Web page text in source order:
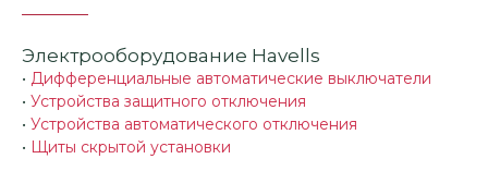
Электрооборудование Havells
• Дифференциальные автоматические выключатели
• Устройства защитного отключения
• Устройства автоматического отключения
• Щиты скрытой установки